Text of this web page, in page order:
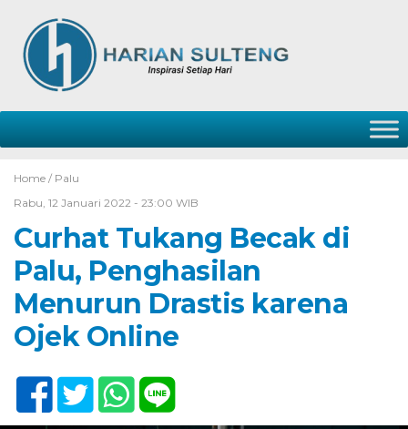
Home / Palu
Rabu, 12 Januari 2022 - 23:00 WIB
Curhat Tukang Becak di
Palu, Penghasilan
Menurun Drastis karena
Ojek Online